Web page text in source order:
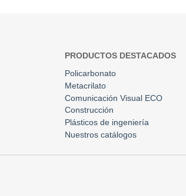
PRODUCTOS DESTACADOS
Policarbonato
Metacrilato
Comunicación Visual ECO
Construcción
Plásticos de ingeniería
Nuestros catálogos